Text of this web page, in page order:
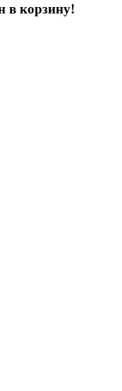
в корзину!